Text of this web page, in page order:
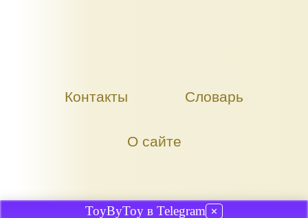
Контакты Словарь
О сайте
ToyByToy в Telegram ✕